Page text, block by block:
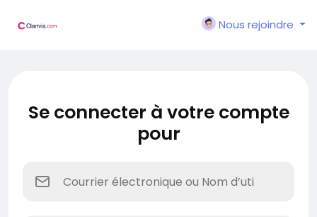
Nous rejoindre
Se connecter à votre compte
pour